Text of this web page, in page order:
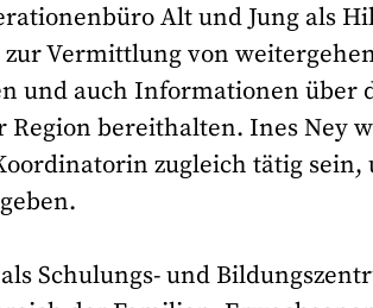
Alt und Jung als
Vermittlung von
und auch Informationen über
Region bereithalten. Ines Ney
zugleich tätig sein,
Schulungs- und